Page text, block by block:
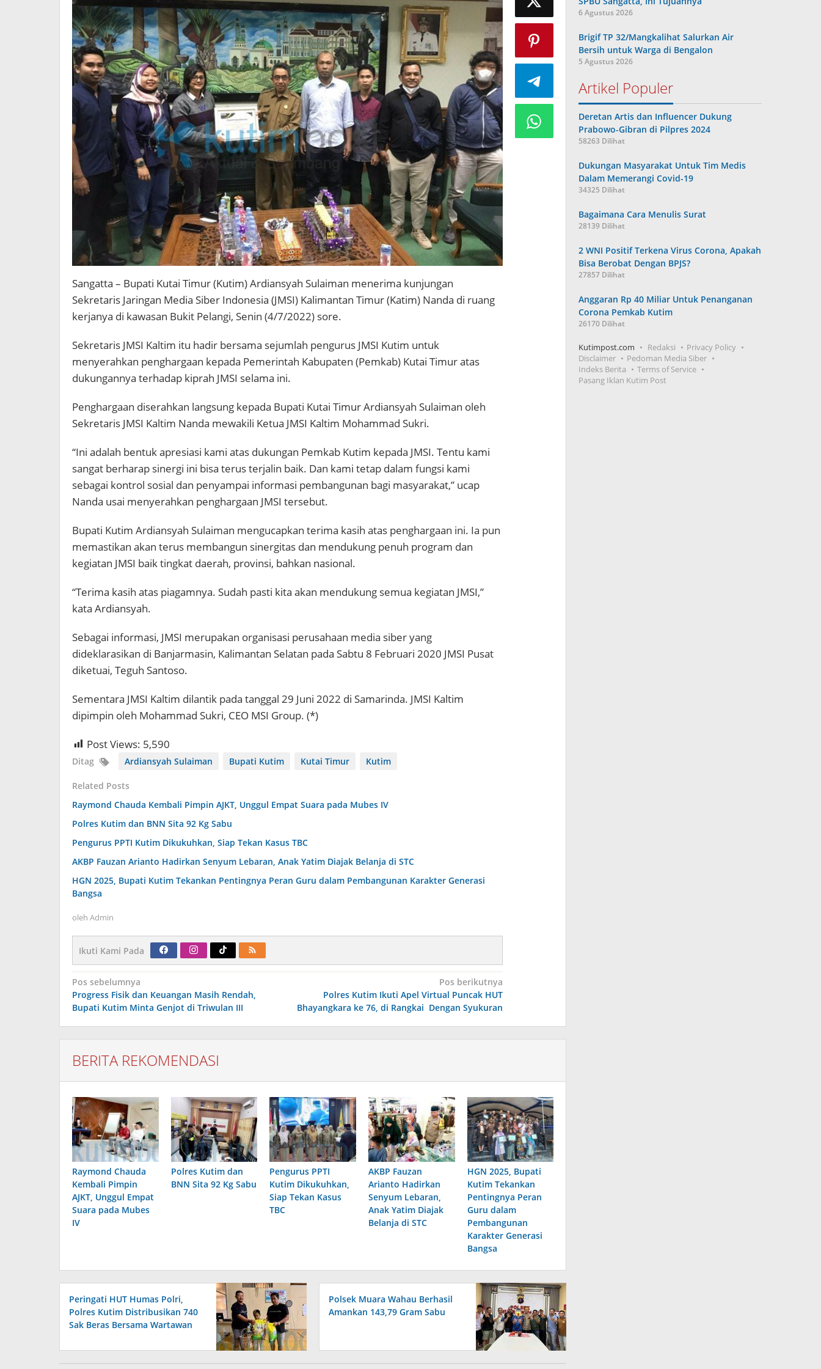
Sangatta – Bupati Kutai Timur (Kutim) Ardiansyah Sulaiman menerima kunjungan
Sekretaris Jaringan Media Siber Indonesia (JMSI) Kalimantan Timur (Katim) Nanda di ruang
kerjanya di kawasan Bukit Pelangi, Senin (4/7/2022) sore.
Sekretaris JMSI Kaltim itu hadir bersama sejumlah pengurus JMSI Kutim untuk
menyerahkan penghargaan kepada Pemerintah Kabupaten (Pemkab) Kutai Timur atas
dukungannya terhadap kiprah JMSI selama ini.
Penghargaan diserahkan langsung kepada Bupati Kutai Timur Ardiansyah Sulaiman oleh
Sekretaris JMSI Kaltim Nanda mewakili Ketua JMSI Kaltim Mohammad Sukri.
“Ini adalah bentuk apresiasi kami atas dukungan Pemkab Kutim kepada JMSI. Tentu kami
sangat berharap sinergi ini bisa terus terjalin baik. Dan kami tetap dalam fungsi kami
sebagai kontrol sosial dan penyampai informasi pembangunan bagi masyarakat,” ucap
Nanda usai menyerahkan penghargaan JMSI tersebut.
Bupati Kutim Ardiansyah Sulaiman mengucapkan terima kasih atas penghargaan ini. Ia pun
memastikan akan terus membangun sinergitas dan mendukung penuh program dan
kegiatan JMSI baik tingkat daerah, provinsi, bahkan nasional.
“Terima kasih atas piagamnya. Sudah pasti kita akan mendukung semua kegiatan JMSI,”
kata Ardiansyah.
Sebagai informasi, JMSI merupakan organisasi perusahaan media siber yang
dideklarasikan di Banjarmasin, Kalimantan Selatan pada Sabtu 8 Februari 2020 JMSI Pusat
diketuai, Teguh Santoso.
Sementara JMSI Kaltim dilantik pada tanggal 29 Juni 2022 di Samarinda. JMSI Kaltim
dipimpin oleh Mohammad Sukri, CEO MSI Group. (*)
Post Views: 5,590
Ditag Ardiansyah Sulaiman Bupati Kutim Kutai Timur Kutim
Related Posts
Raymond Chauda Kembali Pimpin AJKT, Unggul Empat Suara pada Mubes IV
Polres Kutim dan BNN Sita 92 Kg Sabu
Pengurus PPTI Kutim Dikukuhkan, Siap Tekan Kasus TBC
AKBP Fauzan Arianto Hadirkan Senyum Lebaran, Anak Yatim Diajak Belanja di STC
HGN 2025, Bupati Kutim Tekankan Pentingnya Peran Guru dalam Pembangunan Karakter Generasi
Bangsa
oleh Admin
Ikuti Kami Pada
Navigasi
pos
Pos sebelumnya
Progress Fisik dan Keuangan Masih Rendah,
Bupati Kutim Minta Genjot di Triwulan III
Pos berikutnya
Polres Kutim Ikuti Apel Virtual Puncak HUT
Bhayangkara ke 76, di Rangkai Dengan Syukuran
BERITA REKOMENDASI
Raymond Chauda
Kembali Pimpin
AJKT, Unggul Empat
Suara pada Mubes
IV
Polres Kutim dan
BNN Sita 92 Kg Sabu
Pengurus PPTI
Kutim Dikukuhkan,
Siap Tekan Kasus
TBC
AKBP Fauzan
Arianto Hadirkan
Senyum Lebaran,
Anak Yatim Diajak
Belanja di STC
HGN 2025, Bupati
Kutim Tekankan
Pentingnya Peran
Guru dalam
Pembangunan
Karakter Generasi
Bangsa
Peringati HUT Humas Polri,
Polres Kutim Distribusikan 740
Sak Beras Bersama Wartawan
Polsek Muara Wahau Berhasil
Amankan 143,79 Gram Sabu
6 Agustus 2026
Brigif TP 32/Mangkalihat Salurkan Air
Bersih untuk Warga di Bengalon
5 Agustus 2026
Artikel Populer
Deretan Artis dan Influencer Dukung
Prabowo-Gibran di Pilpres 2024
58263 Dilihat
Dukungan Masyarakat Untuk Tim Medis
Dalam Memerangi Covid-19
34325 Dilihat
Bagaimana Cara Menulis Surat
28139 Dilihat
2 WNI Positif Terkena Virus Corona, Apakah
Bisa Berobat Dengan BPJS?
27857 Dilihat
Anggaran Rp 40 Miliar Untuk Penanganan
Corona Pemkab Kutim
26170 Dilihat
Kutimpost.com Redaksi
Privacy Policy
Disclaimer
Pedoman Media Siber
Indeks Berita
Terms of Service
Pasang Iklan Kutim Post